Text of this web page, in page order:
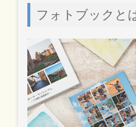
フォトブックと